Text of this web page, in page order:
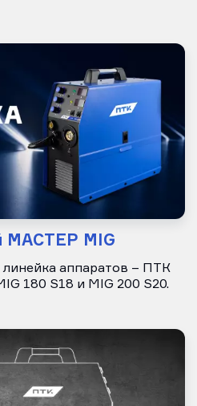
МАСТЕР MIG
аппаратов – ПТК
180 S18 и MIG 200 S20.